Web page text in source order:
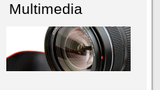
Multimedia